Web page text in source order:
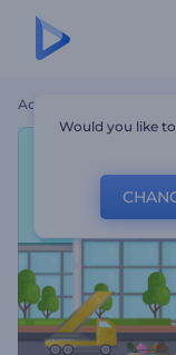
Accueil
Would you like